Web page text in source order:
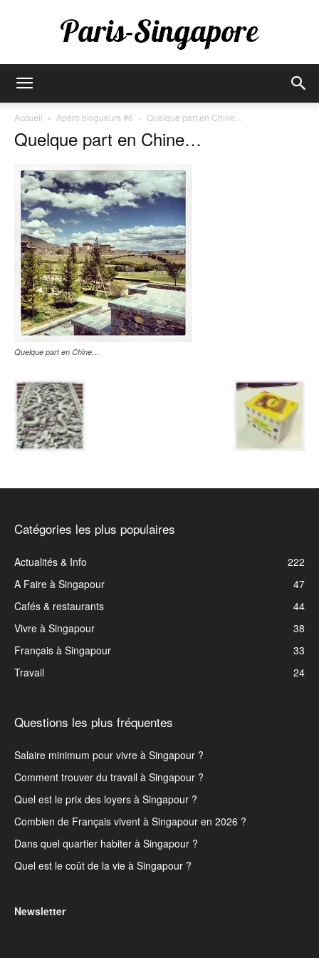
Singapore
Accueil Apéro blogueurs #6 Quelque part en Chine...
Quelque part en Chine…
Quelque part en Chine…
Catégories les plus populaires
Actualités & Info
222
A Faire à Singapour
47
Cafés & restaurants
44
Vivre à Singapour
38
Français à Singapour
33
Travail
24
Questions les plus fréquentes
Salaire minimum pour vivre à Singapour ?
Comment trouver du travail à Singapour ?
Quel est le prix des loyers à Singapour ?
Combien de Français vivent à Singapour en 2026 ?
Dans quel quartier habiter à Singapour ?
Quel est le coût de la vie à Singapour ?
Newsletter